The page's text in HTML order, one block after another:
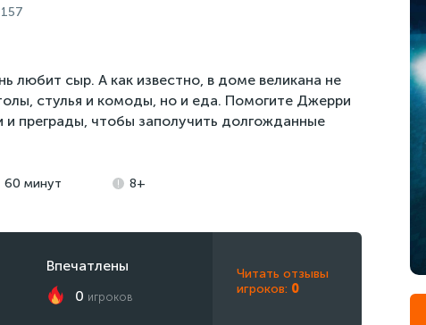
любит cыр. А как известно, в доме великана не
стулья и комоды, но и еда. Помогите Джерри
и преграды, чтобы заполучить долгожданные
60 минут 8+
Впечатлены
0 игроков
Читать отзывы
игроков: 0